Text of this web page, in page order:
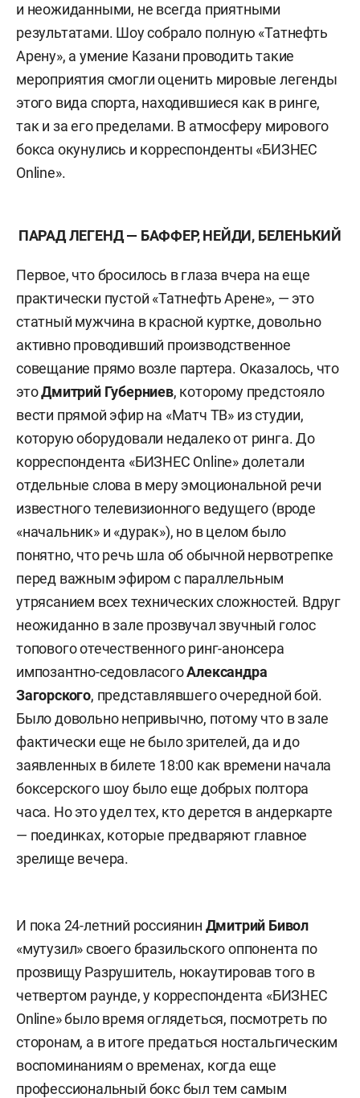
и неожиданными, не всегда приятными
результатами. Шоу собрало полную «Татнефть
Арену», а умение Казани проводить такие
мероприятия смогли оценить мировые легенды
этого вида спорта, находившиеся как в ринге,
так и за его пределами. В атмосферу мирового
бокса окунулись и корреспонденты «БИЗНЕС
Online».
ПАРАД ЛЕГЕНД — БАФФЕР, НЕЙДИ, БЕЛЕНЬКИЙ
Первое, что бросилось в глаза вчера на еще
практически пустой «Татнефть Арене», — это
статный мужчина в красной куртке, довольно
активно проводивший производственное
совещание прямо возле партера. Оказалось, что
этоДмитрий Губерниев, которому предстояло
вести прямой эфир на «Матч ТВ» из студии,
которую оборудовали недалеко от ринга. До
корреспондента «БИЗНЕС Online» долетали
отдельные слова в меру эмоциональной речи
известного телевизионного ведущего (вроде
«начальник» и «дурак»), но в целом было
понятно, что речь шла об обычной нервотрепке
перед важным эфиром с параллельным
утрясанием всех технических сложностей. Вдруг
неожиданно в зале прозвучал звучный голос
топового отечественного ринг-анонсера
импозантно-седовласогоАлександра
Загорского, представлявшего очередной бой.
Было довольно непривычно, потому что в зале
фактически еще не было зрителей, да и до
заявленных в билете 18:00 как времени начала
боксерского шоу было еще добрых полтора
часа. Но это удел тех, кто дерется в андеркарте
— поединках, которые предваряют главное
зрелище вечера.
И пока 24-летний россиянин Дмитрий Бивол
«мутузил» своего бразильского оппонента по
прозвищу Разрушитель, нокаутировав того в
четвертом раунде, у корреспондента «БИЗНЕС
Online» было время оглядеться, посмотреть по
сторонам, а в итоге предаться ностальгическим
воспоминаниям о временах, когда еще
профессиональный бокс был тем самым